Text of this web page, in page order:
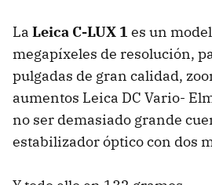
La Leica C-LUX 1 es un
megapíxeles de resolución,
pulgadas de gran calidad,
aumentos Leica DC Vario-
no ser demasiado grande
estabilizador óptico con dos